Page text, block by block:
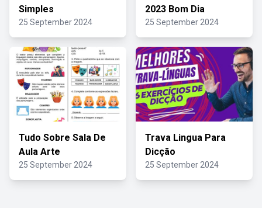
Simples
25 September 2024
2023 Bom Dia
25 September 2024
Tudo Sobre Sala De
Aula Arte
25 September 2024
Trava Lingua Para
Dicção
25 September 2024